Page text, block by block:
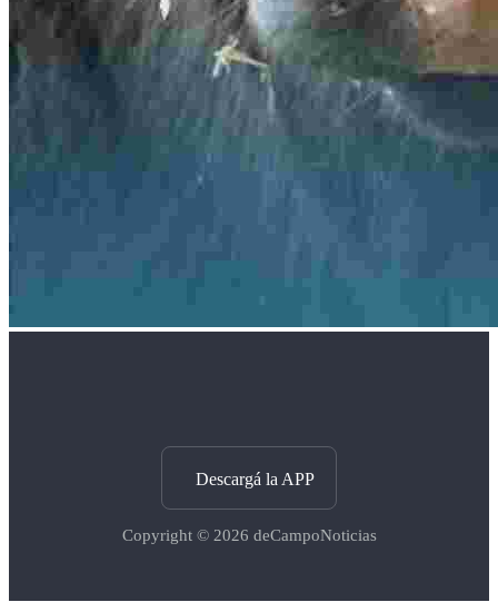
Descargá la APP
Copyright © 2026 deCampoNoticias